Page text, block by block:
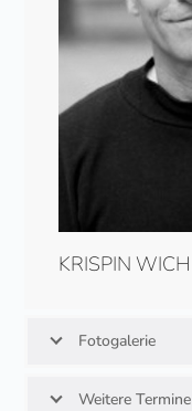
KRISPIN WICH
Fotogalerie
Weitere Termine